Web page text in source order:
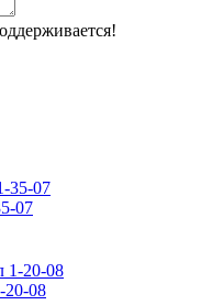
07
20-08